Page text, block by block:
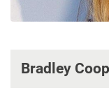
Bradley